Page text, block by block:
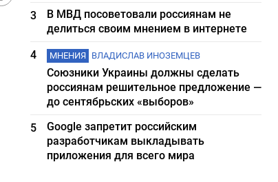
3
В МВД посоветовали россиянам не
делиться своим мнением в интернете
4
МНЕНИЯ ВЛАДИСЛАВ ИНОЗЕМЦЕВ
Союзники Украины должны сделать
россиянам решительное предложение —
до сентябрьских «выборов»
5
Google запретит российским
разработчикам выкладывать
приложения для всего мира